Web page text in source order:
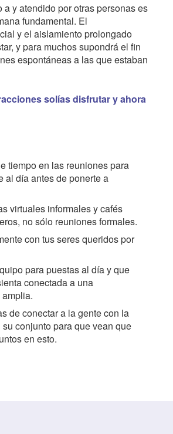
a y atendido por otras personas es
fundamental. El
y el aislamiento prolongado
y para muchos supondrá el fin
espontáneas a las que estaban
solías disfrutar y ahora
tiempo en las reuniones para
al día antes de ponerte a
virtuales informales y cafés
no sólo reuniones formales.
con tus seres queridos por
para puestas al día y que
conectada a una
de conectar a la gente con la
conjunto para que vean que
en esto.